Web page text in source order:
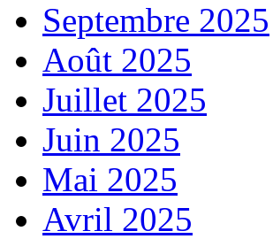
Septembre 2025
Août 2025
Juillet 2025
Juin 2025
Mai 2025
Avril 2025